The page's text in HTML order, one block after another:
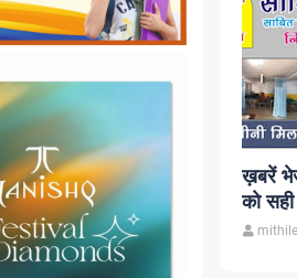
ख़बरें भेजें
को
us!